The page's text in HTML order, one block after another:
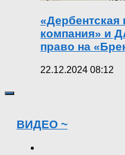
«Дербентская
компания» и
право на
22.12.2024 08:12
ВИДЕО ~